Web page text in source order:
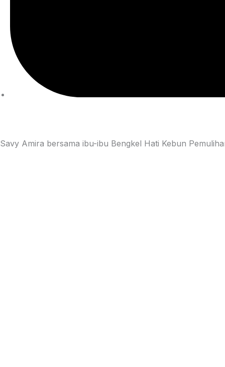
Savy Amira bersama ibu-ibu Bengkel Hati Kebun